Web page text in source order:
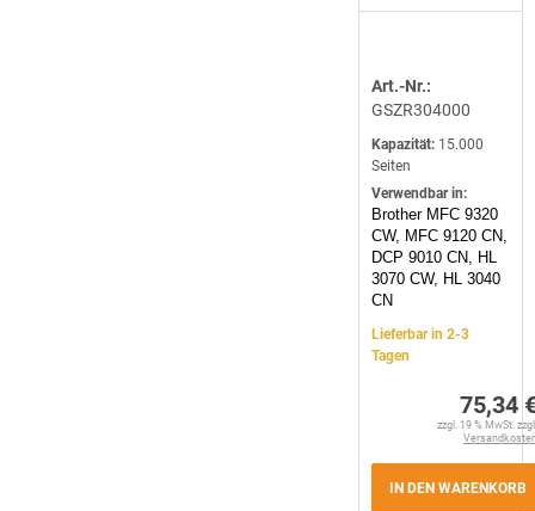
Art.-Nr.:
GSZR304000
Kapazität: 15.000
Seiten
Verwendbar in:
Brother MFC 9320
CW, MFC 9120 CN,
DCP 9010 CN, HL
3070 CW, HL 3040
CN
Lieferbar in 2-3
Tagen
75,34
zzgl. 19 % MwSt.
IN DEN WARENKORB